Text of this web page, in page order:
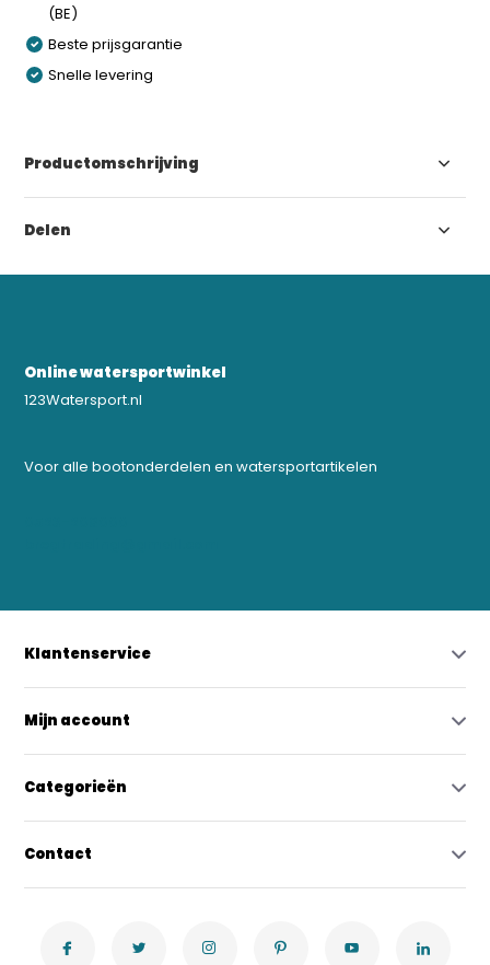
(BE)
Beste prijsgarantie
Snelle levering
Productomschrijving
Delen
Online watersportwinkel
123Watersport.nl
Voor alle bootonderdelen en watersportartikelen
Klantenservice
Mijn account
Categorieën
Contact